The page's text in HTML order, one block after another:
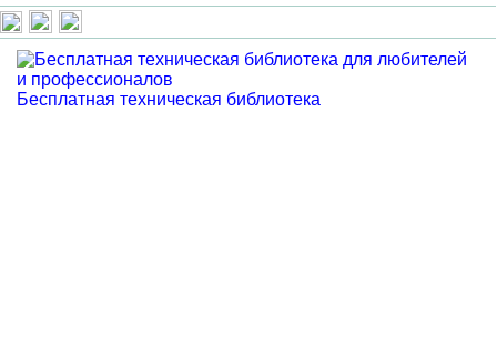
Бесплатная техническая библиотека